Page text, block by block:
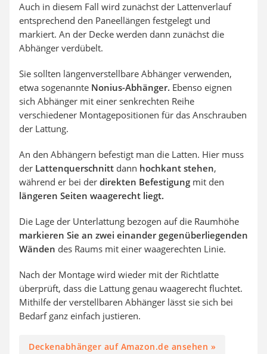
Auch in diesem Fall wird zunächst der Lattenverlauf
entsprechend den Paneellängen festgelegt und
markiert. An der Decke werden dann zunächst die
Abhänger verdübelt.
Sie sollten längenverstellbare Abhänger verwenden,
etwa sogenannte Nonius-Abhänger. Ebenso eignen
sich Abhänger mit einer senkrechten Reihe
verschiedener Montagepositionen für das Anschrauben
der Lattung.
An den Abhängern befestigt man die Latten. Hier muss
der Lattenquerschnitt dann hochkant stehen,
während er bei der direkten Befestigung mit den
längeren Seiten waagerecht liegt.
Die Lage der Unterlattung bezogen auf die Raumhöhe
markieren Sie an zwei einander gegenüberliegenden
Wänden des Raums mit einer waagerechten Linie.
Nach der Montage wird wieder mit der Richtlatte
überprüft, dass die Lattung genau waagerecht fluchtet.
Mithilfe der verstellbaren Abhänger lässt sie sich bei
Bedarf ganz einfach justieren.
Deckenabhänger auf Amazon.de ansehen »